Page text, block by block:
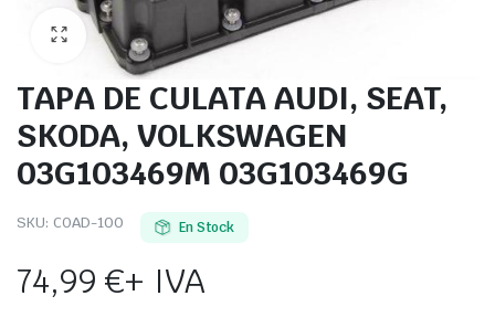
TAPA DE CULATA AUDI, SEAT,
SKODA, VOLKSWAGEN
03G103469M 03G103469G
SKU: COAD-100 En Stock
74,99€+ IVA